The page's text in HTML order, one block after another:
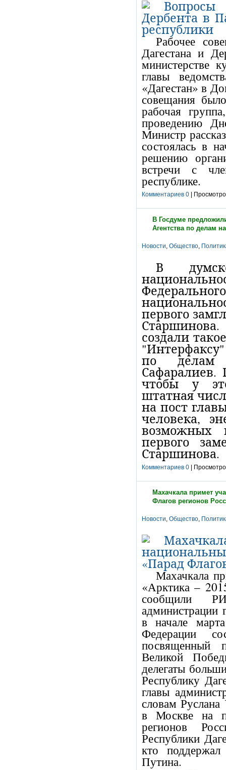
Рабочее
Дагестана и
министерстве
главы
«Дагестан» в
совещания
рабочая
проведению
Министр
состоялась в
решению
встречи с
республике.
Комментариев 0 |
В Госдуме
Агентства по делам
Новости, Общество,
В
первого
создали
по делам
чтобы у
штатная
на пост
человека,
возможных
первого
Старшинова.
Комментариев 0 |
Махачкала примет
Флагов регионов
Новости, Общество,
Махачкала
«Арктика –
сообщили
администрации
в начале
Федерации
посвященный
Великой
делегаты
Республику
главы
словам
в Москве на
регионов
Республики
кто
Путина.